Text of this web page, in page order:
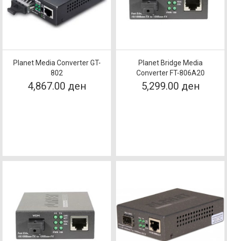
Planet Media Converter GT-
802
4,867.00 ден
Planet Bridge Media
Converter FT-806A20
5,299.00 ден